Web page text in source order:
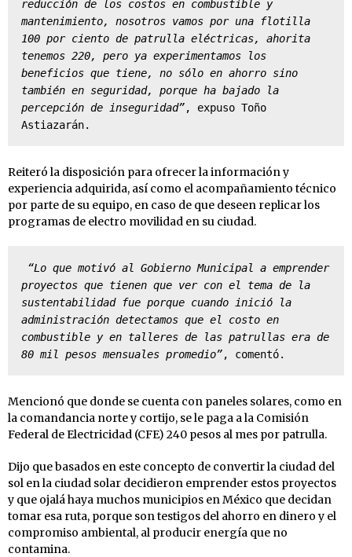
reducción de los costos en combustible y
mantenimiento, nosotros vamos por una flotilla
100 por ciento de patrulla eléctricas, ahorita
tenemos 220, pero ya experimentamos los
beneficios que tiene, no sólo en ahorro sino
también en seguridad, porque ha bajado la
percepción de inseguridad”, expuso Toño
Astiazarán.
Reiteró la disposición para ofrecer la información y
experiencia adquirida, así como el acompañamiento técnico
por parte de su equipo, en caso de que deseen replicar los
programas de electro movilidad en su ciudad.
proyectos que tienen que ver con el tema de la
sustentabilidad fue porque cuando inició la
administración detectamos que el costo en
combustible y en talleres de las patrullas era de
80 mil pesos mensuales promedio”, comentó.
Mencionó que donde se cuenta con paneles solares, como en
la comandancia norte y cortijo, se le paga a la Comisión
Federal de Electricidad (CFE) 240 pesos al mes por patrulla.
Dijo que basados en este concepto de convertir la ciudad del
sol en la ciudad solar decidieron emprender estos proyectos
y que ojalá haya muchos municipios en México que decidan
tomar esa ruta, porque son testigos del ahorro en dinero y el
compromiso ambiental, al producir energía que no
contamina.